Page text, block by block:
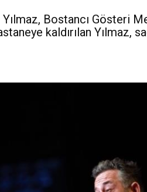
Bostancı Gösteri
kaldırılan Yılmaz,